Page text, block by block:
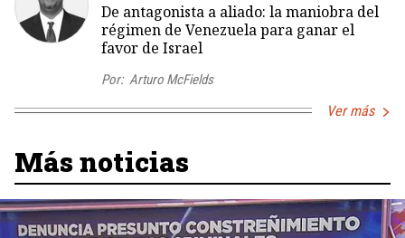
De antagonista a aliado: la maniobra del
régimen de Venezuela para ganar el
favor de Israel
Por: Arturo McFields
Ver más
Más noticias